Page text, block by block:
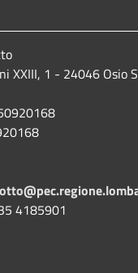
XXIII, 1 - 24046 Osio
4185901